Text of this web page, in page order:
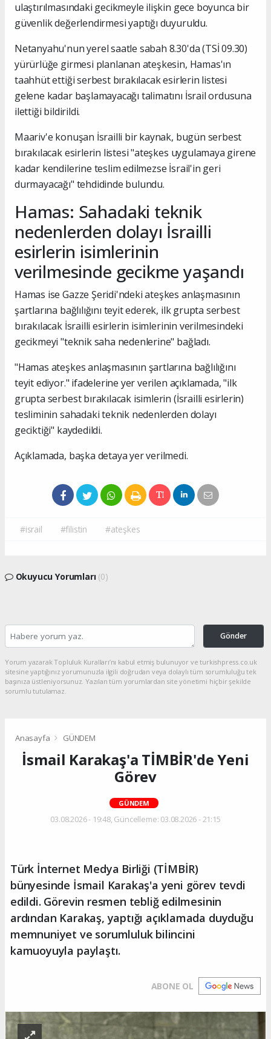
ulaştırılmasındaki gecikmeyle ilişkin gece boyunca bir
güvenlik değerlendirmesi yaptığı duyuruldu.
Netanyahu'nun yerel saatle sabah 8.30'da (TSİ 09.30)
yürürlüğe girmesi planlanan ateşkesin, Hamas'ın
taahhüt ettiği serbest bırakılacak esirlerin listesi
gelene kadar başlamayacağı talimatını İsrail ordusuna
ilettiği bildirildi.
Maariv'e konuşan İsrailli bir kaynak, bugün serbest
bırakılacak esirlerin listesi "ateşkes uygulamaya girene
kadar kendilerine teslim edilmezse İsrail'in geri
durmayacağı" tehdidinde bulundu.
Hamas: Sahadaki teknik
nedenlerden dolayı İsrailli
esirlerin isimlerinin
verilmesinde gecikme yaşandı
Hamas ise Gazze Şeridi'ndeki ateşkes anlaşmasının
şartlarına bağlılığını teyit ederek, ilk grupta serbest
bırakılacak İsrailli esirlerin isimlerinin verilmesindeki
gecikmeyi "teknik saha nedenlerine" bağladı.
"Hamas ateşkes anlaşmasının şartlarına bağlılığını
teyit ediyor." ifadelerine yer verilen açıklamada, "ilk
grupta serbest bırakılacak isimlerin (İsrailli esirlerin)
tesliminin sahadaki teknik nedenlerden dolayı
geciktiği" kaydedildi.
Açıklamada, başka detaya yer verilmedi.
#israil #filistin #ateşkes
Okuyucu Yorumları (0)
Gönder
Yorum yazarak Topluluk Kuralları’nı kabul etmiş bulunuyor ve turkishpress.co.uk
sitesine yaptığınız yorumunuzla ilgili doğrudan veya dolaylı tüm sorumluluğu tek
başınıza üstleniyorsunuz. Yazılan tüm yorumlardan site yönetimi hiçbir şekilde
sorumlu tutulamaz.
Anasayfa GÜNDEM
İsmail Karakaş'a TİMBİR'de Yeni
Görev
GÜNDEM
03.08.2026 - 19:48, Güncelleme: 03.08.2026 - 21:15
Türk İnternet Medya Birliği (TİMBİR)
bünyesinde İsmail Karakaş'a yeni görev tevdi
edildi. Görevin resmen tebliğ edilmesinin
ardından Karakaş, yaptığı açıklamada duyduğu
memnuniyet ve sorumluluk bilincini
kamuoyuyla paylaştı.
ABONE OL